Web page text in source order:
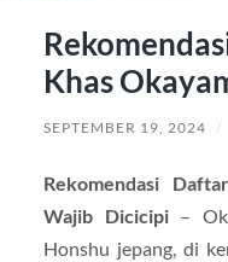
Khas
SEPTEMBER 19, 2024 /
Rekomendasi
Wajib Dicicipi–
Honshu jepang, di